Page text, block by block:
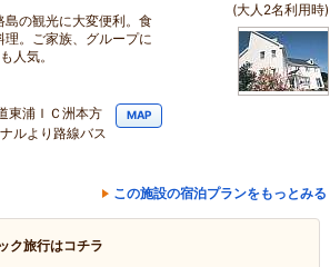
の観光に大変便利。食
。ご家族、グループに
人気。
東浦ＩＣ洲本方
ルより路線バス
MAP
(大人2名利用時)
この施設の宿泊プランをもっとみる
ク旅行はコチラ